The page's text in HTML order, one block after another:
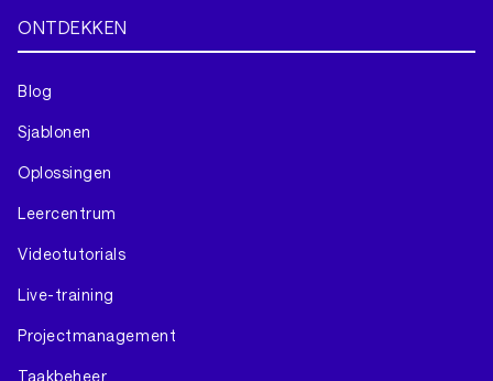
ONTDEKKEN
Blog
Sjablonen
Oplossingen
Leercentrum
Videotutorials
Live-training
Projectmanagement
Taakbeheer